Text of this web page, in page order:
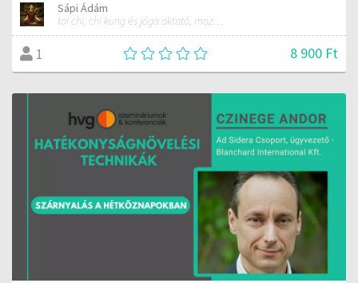
Sápi Ádám
tai chi, chi kung és jóga oktató, mozgásterapeuta, buddhista tanító
1 8 900 Ft